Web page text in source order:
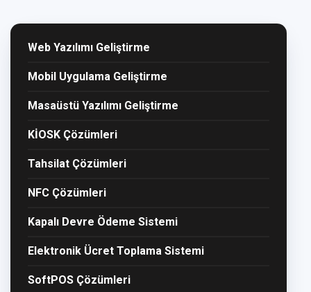
Web Yazılımı Geliştirme
Mobil Uygulama Geliştirme
Masaüstü Yazılımı Geliştirme
KİOSK Çözümleri
Tahsilat Çözümleri
NFC Çözümleri
Kapalı Devre Ödeme Sistemi
Elektronik Ücret Toplama Sistemi
SoftPOS Çözümleri